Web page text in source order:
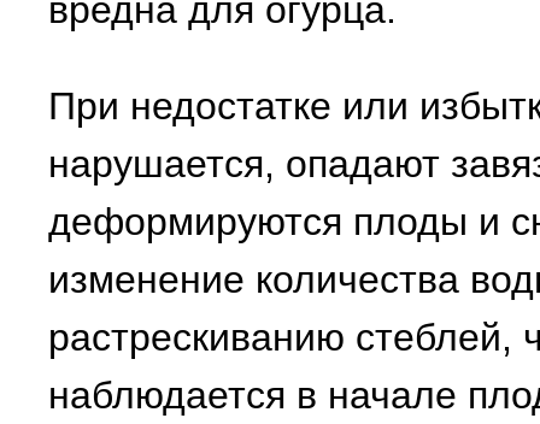
вредна для огурца.
При недостатке или
нарушается, опадают
деформируются плоды и
изменение количества
растрескиванию стеблей,
наблюдается в начале